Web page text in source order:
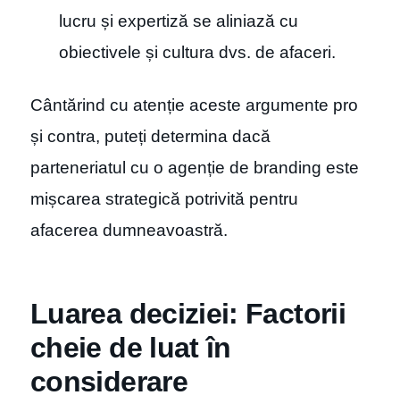
lucru și expertiză se aliniază cu
obiectivele și cultura dvs. de afaceri.
Cântărind cu atenție aceste argumente pro
și contra, puteți determina dacă
parteneriatul cu o agenție de branding este
mișcarea strategică potrivită pentru
afacerea dumneavoastră.
Luarea deciziei: Factorii
cheie de luat în
considerare